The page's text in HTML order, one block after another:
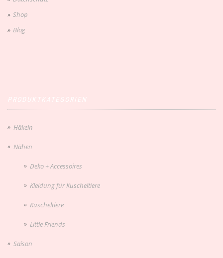
Shop
Blog
Häkeln
Nähen
Deko + Accessoires
Kleidung für Kuscheltiere
Kuscheltiere
Little Friends
Saison